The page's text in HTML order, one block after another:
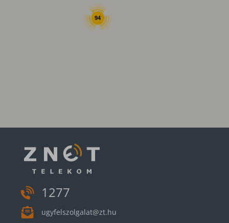
94
1277
ugyfelszolgalat@zt.hu